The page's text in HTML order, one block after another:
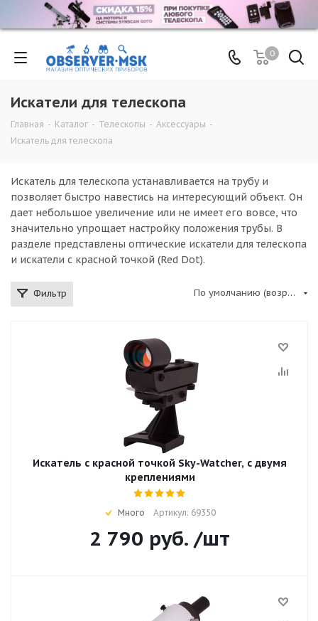
0
Искатели для телескопа
Главная - Каталог - Телескопы - Аксессуары -
Искатель для телескопа
Искатель для телескопа устанавливается на трубу и
позволяет быстро навестись на интересующий объект. Он
дает небольшое увеличение или не имеет его вовсе, что
значительно упрощает настройку положения трубы. В
разделе представлены оптические искатели для телескопа
и искатели с красной точкой (Red Dot).
Фильтр По умолчанию (возрастание)
Искатель с красной точкой Sky-Watcher, с двумя
креплениями
Много Артикул: 69350
2 790 руб. /шт